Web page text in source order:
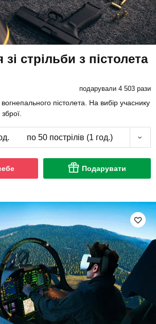
стрільби з пістолета
подарували 4 503 рази
вогнепального пістолета. На вибір учаснику
по 50 пострілів (1 год.)
Подарувати